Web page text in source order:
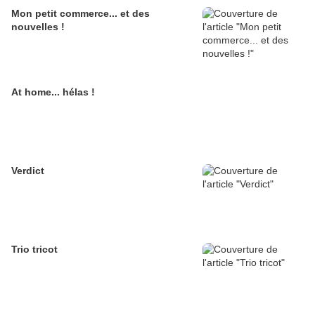
Mon petit commerce... et des
nouvelles !
At home... hélas !
Verdict
Trio tricot